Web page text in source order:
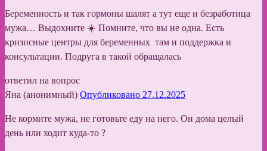
Беременность и так гормоны шалят а тут еще и безработица
мужа… Выдохните ☀️ Помните, что вы не одна. Есть
кризисные центры для беременных там и поддержка и
консультации. Подруга в такой обращалась
ответил на вопрос
Яна (анонимный) Опубликовано 27.12.2025
Не кормите мужа, не готовьте еду на него. Он дома целый
день или ходит куда-то ?